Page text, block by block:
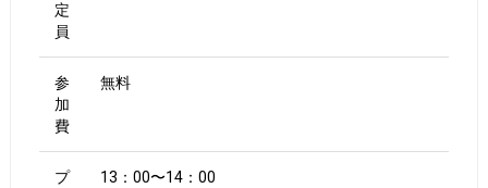
定
員
参
加
費
無料
プ
13：00〜14：00